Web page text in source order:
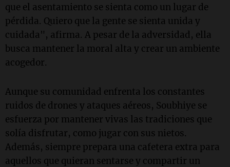
que el asentamiento se sienta como un lugar de
pérdida. Quiero que la gente se sienta unida y
cuidada", afirma. A pesar de la adversidad, ella
busca mantener la moral alta y crear un ambiente
acogedor.
Aunque su comunidad enfrenta los constantes
ruidos de drones y ataques aéreos, Soubhiye se
esfuerza por mantener vivas las tradiciones que
solía disfrutar, como jugar con sus nietos.
Además, siempre prepara una cafetera extra para
aquellos que quieran sentarse y compartir un